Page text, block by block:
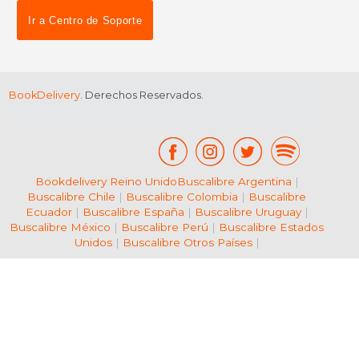
Ir a Centro de Soporte
BookDelivery. Derechos Reservados.
Bookdelivery Reino UnidoBuscalibre Argentina |
Buscalibre Chile | Buscalibre Colombia | Buscalibre
Ecuador| Buscalibre España | Buscalibre Uruguay|
Buscalibre México | Buscalibre Perú | Buscalibre Estados
Unidos| Buscalibre Otros Países|